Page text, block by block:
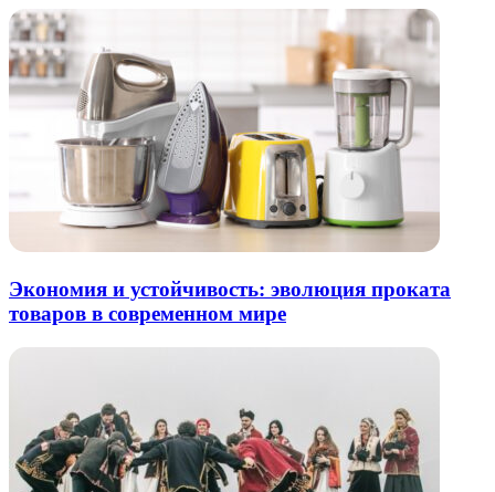
Экономия и устойчивость: эволюция проката
товаров в современном мире